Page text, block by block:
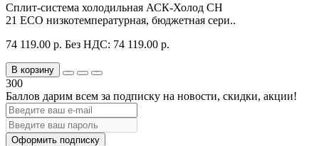
Сплит-система холодильная АСК-Холод CH
21 ECO низкотемпературная, бюджетная сери..
74 119.00 р. Без НДС: 74 119.00 р.
В корзину
300
Баллов дарим всем за подписку на новости, скидки, акции!
Оформить подписку